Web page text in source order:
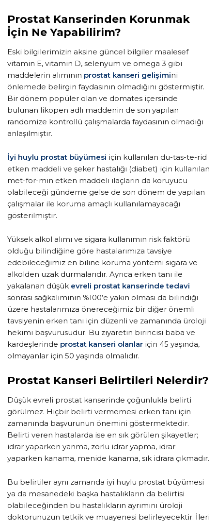
Prostat Kanserinden Korunmak
İçin Ne Yapabilirim?
Eski bilgilerimizin aksine güncel bilgiler maalesef
vitamin E, vitamin D, selenyum ve omega 3 gibi
maddelerin alımının prostat kanseri gelişimini
önlemede belirgin faydasının olmadığını göstermiştir.
Bir dönem popüler olan ve domates içersinde
bulunan likopen adlı maddenin de son yapılan
randomize kontrollü çalışmalarda faydasının olmadığı
anlaşılmıştır.
İyi huylu prostat büyümesi için kullanılan du-tas-te-rid
etken maddeli ve şeker hastalığı (diabet) için kullanılan
met-for-min etken maddeli ilaçların da koruyucu
olabileceği gündeme gelse de son dönem de yapılan
çalışmalar ile koruma amaçlı kullanılamayacağı
gösterilmiştir.
Yüksek alkol alımı ve sigara kullanımın risk faktörü
olduğu bilindiğine göre hastalarımıza tavsiye
edebileceğimiz en biline koruma yöntemi sigara ve
alkolden uzak durmalarıdır. Ayrıca erken tanı ile
yakalanan düşük evreli prostat kanserinde tedavi
sonrası sağkalımının %100’e yakın olması da bilindiği
üzere hastalarımıza önereceğimiz bir diğer önemli
tavsiyenin erken tanı için düzenli ve zamanında üroloji
hekimi başvurusudur. Bu ziyaretin birincisi baba ve
kardeşlerinde prostat kanseri olanlar için 45 yaşında,
olmayanlar için 50 yaşında olmalıdır.
Prostat Kanseri Belirtileri Nelerdir?
Düşük evreli prostat kanserinde çoğunlukla belirti
görülmez. Hiçbir belirti vermemesi erken tanı için
zamanında başvurunun önemini göstermektedir.
Belirti veren hastalarda ise en sık görülen şikayetler;
idrar yaparken yanma, zorlu idrar yapma, idrar
yaparken kanama, menide kanama, sık idrara çıkmadır.
Bu belirtiler aynı zamanda iyi huylu prostat büyümesi
ya da mesanedeki başka hastalıkların da belirtisi
olabileceğinden bu hastalıkların ayrımını üroloji
doktorunuzun tetkik ve muayenesi belirleyecektir. İleri